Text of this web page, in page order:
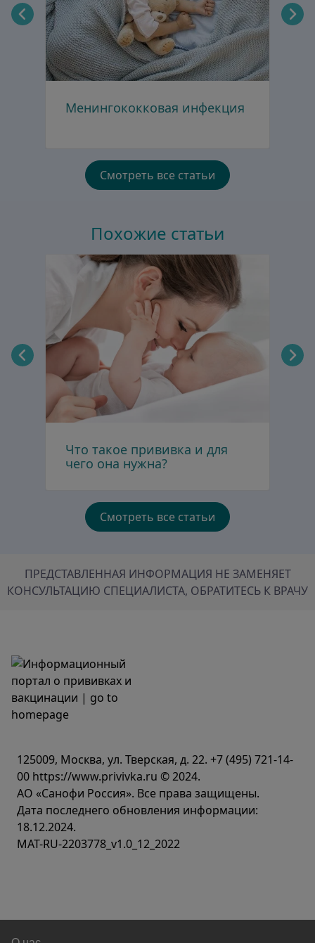
Менингококковая инфекция
Смотреть все статьи
Похожие статьи
Что такое прививка и для
чего она нужна?
Смотреть все статьи
ПРЕДСТАВЛЕННАЯ ИНФОРМАЦИЯ НЕ ЗАМЕНЯЕТ
КОНСУЛЬТАЦИЮ СПЕЦИАЛИСТА, ОБРАТИТЕСЬ К ВРАЧУ
125009, Москва, ул. Тверская, д. 22. +7 (495) 721-14-
00 https://www.privivka.ru © 2024.
АО «Санофи Россия». Все права защищены.
Дата последнего обновления информации:
18.12.2024.
MAT-RU-2203778_v1.0_12_2022